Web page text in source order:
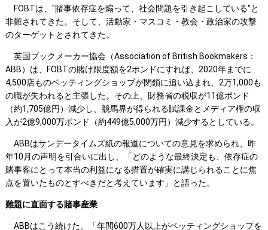
FOBTは、"賭事依存症を煽って、社会問題を引き起こしている"と
非難されてきた。そして、活動家・マスコミ・教会・政治家の攻撃
のターゲットとされてきた。
英国ブックメーカー協会（Association of British Bookmakers：
ABB）は、FOBTの賭け限度額を2ポンドにすれば、2020年までに
4,500店ものベッティングショップが閉鎖に追い込まれ、2万1,000も
の職が失われると主張した。その上、財務省の税収が11億ポンド
（約1,705億円）減少し、競馬界が得られる賦課金とメディア権の収
入が2億9,000万ポンド（約449億5,000万円）減少するとしている。
ABBはサンデータイムズ紙の報道についての意見を求められ、昨
年10月の声明を引合いに出し、「どのような最終決定も、依存症の
賭事客にとって本当の利益になる措置が確実に講じられることに焦
点を置いたものとすべきだと考えています」と語った。
難題に直面する賭事産業
ABBはこう続けた。「年間600万人以上がベッティングショップを